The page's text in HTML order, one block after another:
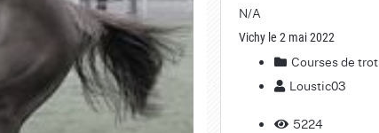
N/A
Vichy le 2 mai 2022
Courses de trot
Loustic03
5224